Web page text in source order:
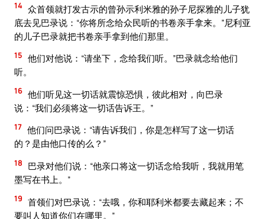
14 众首领就打发古示的曾孙示利米雅的孙子尼探雅的儿子犹
底去见巴录说：“你将所念给众民听的书卷亲手拿来。”尼利亚
的儿子巴录就把书卷亲手拿到他们那里。
15 他们对他说：“请坐下，念给我们听。”巴录就念给他们
听。
16 他们听见这一切话就震惊恐惧，彼此相对，向巴录
说：“我们必须将这一切话告诉王。”
17 他们问巴录说：“请告诉我们，你是怎样写了这一切话
的？是由他口传的么？”
18
巴录对他们说：“他亲口将这一切话念给我听，我就用笔
墨写在书上。”
19 首领们对巴录说：“去哦，你和耶利米都要去藏起来；不
要叫人知道你们在哪里。”